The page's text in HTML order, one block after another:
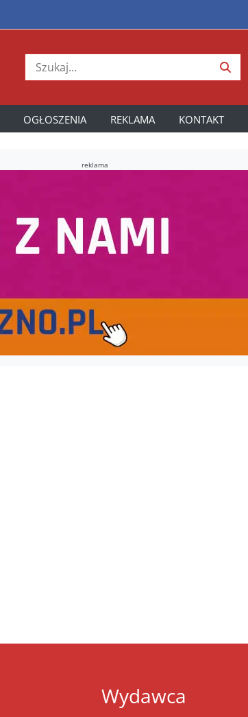
OGŁOSZENIA REKLAMA KONTAKT
reklama
Wydawca